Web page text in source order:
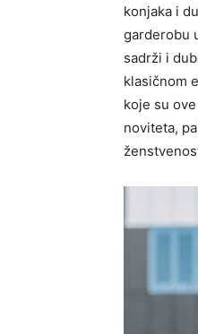
konjaka i
garderobu
sadrži i
klasičnom
koje su
noviteta,